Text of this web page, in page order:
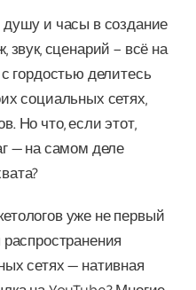
и часы в создание
звук, сценарий – всё на
гордостью делитесь
социальных сетях,
Но что, если этот,
— на самом деле
уже не первый
сетях — нативная